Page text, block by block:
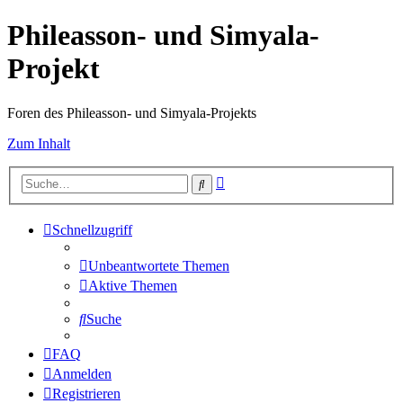
Phileasson- und Simyala-
Projekt
Foren des Phileasson- und Simyala-Projekts
Zum Inhalt
Suche
Schnellzugriff
Unbeantwortete Themen
Aktive Themen
Suche
FAQ
Anmelden
Registrieren